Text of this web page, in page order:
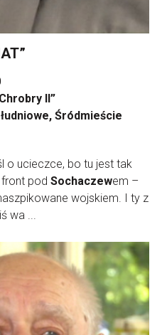
II”
Śródmieście
o ucieczce, bo tu jest tak
pod Sochaczewem –
wojskiem. I ty z
wa ...